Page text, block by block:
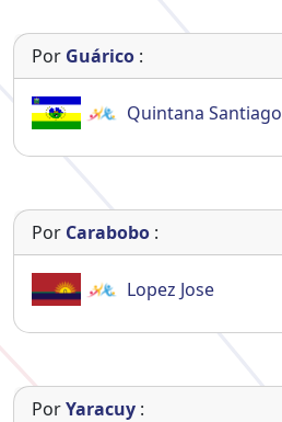
Por Guárico :
Quintana Santiago
Por Carabobo :
Lopez Jose
PorYaracuy :